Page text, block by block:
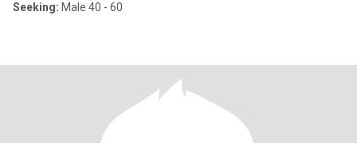
Seeking: Male 40 - 60